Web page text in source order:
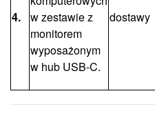
4.
w zestawie z
monitorem
wyposażonym
w hub USB-C.
dostawy